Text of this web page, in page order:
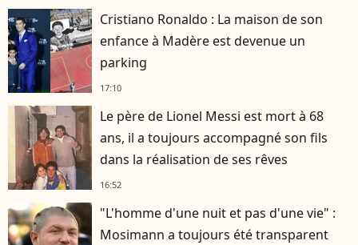
Cristiano Ronaldo : La maison de son
enfance à Madère est devenue un
parking
17:10
Le père de Lionel Messi est mort à 68
ans, il a toujours accompagné son fils
dans la réalisation de ses rêves
16:52
"L'homme d'une nuit et pas d'une vie" :
Mosimann a toujours été transparent